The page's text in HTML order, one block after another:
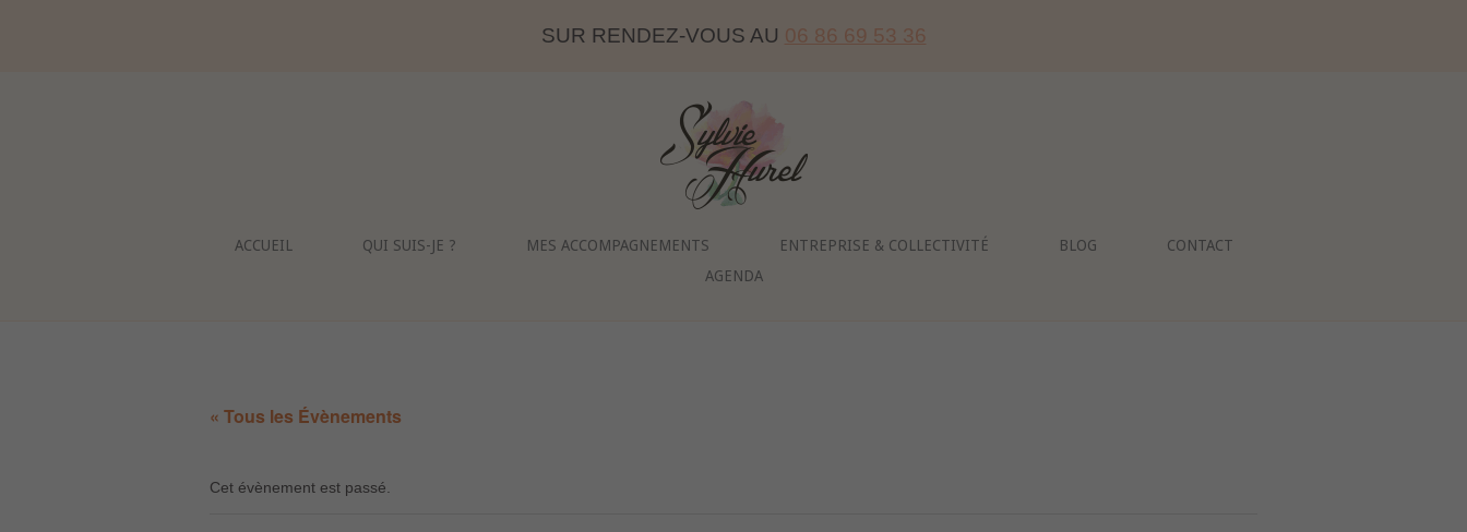
SUR RENDEZ-VOUS AU 06 86 69 53 36
Home
ACCUEIL QUI SUIS-JE ? MES ACCOMPAGNEMENTS ENTREPRISE & COLLECTIVITÉ BLOG
CONTACT
AGENDA
« Tous les Évènements
Cet évènement est passé.